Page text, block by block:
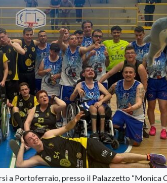
a Portoferraio, presso il Palazzetto “Monica